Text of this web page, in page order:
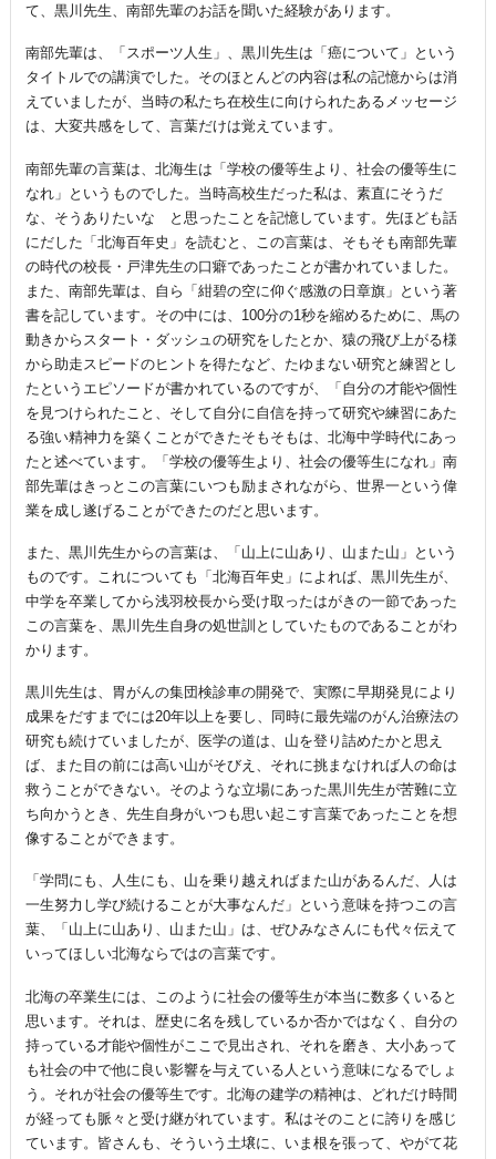
て、黒川先生、南部先輩のお話を聞いた経験があります。
南部先輩は、「スポーツ人生」、黒川先生は「癌について」という
タイトルでの講演でした。そのほとんどの内容は私の記憶からは消
えていましたが、当時の私たち在校生に向けられたあるメッセージ
は、大変共感をして、言葉だけは覚えています。
南部先輩の言葉は、北海生は「学校の優等生より、社会の優等生に
なれ」というものでした。当時高校生だった私は、素直にそうだ
な、そうありたいな と思ったことを記憶しています。先ほども話
にだした「北海百年史」を読むと、この言葉は、そもそも南部先輩
の時代の校長・戸津先生の口癖であったことが書かれていました。
また、南部先輩は、自ら「紺碧の空に仰ぐ感激の日章旗」という著
書を記しています。その中には、100分の1秒を縮めるために、馬の
動きからスタート・ダッシュの研究をしたとか、猿の飛び上がる様
から助走スピードのヒントを得たなど、たゆまない研究と練習とし
たというエピソードが書かれているのですが、「自分の才能や個性
を見つけられたこと、そして自分に自信を持って研究や練習にあた
る強い精神力を築くことができたそもそもは、北海中学時代にあっ
たと述べています。「学校の優等生より、社会の優等生になれ」南
部先輩はきっとこの言葉にいつも励まされながら、世界一という偉
業を成し遂げることができたのだと思います。
また、黒川先生からの言葉は、「山上に山あり、山また山」という
ものです。これについても「北海百年史」によれば、黒川先生が、
中学を卒業してから浅羽校長から受け取ったはがきの一節であった
この言葉を、黒川先生自身の処世訓としていたものであることがわ
かります。
黒川先生は、胃がんの集団検診車の開発で、実際に早期発見により
成果をだすまでには20年以上を要し、同時に最先端のがん治療法の
研究も続けていましたが、医学の道は、山を登り詰めたかと思え
ば、また目の前には高い山がそびえ、それに挑まなければ人の命は
救うことができない。そのような立場にあった黒川先生が苦難に立
ち向かうとき、先生自身がいつも思い起こす言葉であったことを想
像することができます。
「学問にも、人生にも、山を乗り越えればまた山があるんだ、人は
一生努力し学び続けることが大事なんだ」という意味を持つこの言
葉、「山上に山あり、山また山」は、ぜひみなさんにも代々伝えて
いってほしい北海ならではの言葉です。
北海の卒業生には、このように社会の優等生が本当に数多くいると
思います。それは、歴史に名を残しているか否かではなく、自分の
持っている才能や個性がここで見出され、それを磨き、大小あって
も社会の中で他に良い影響を与えている人という意味になるでしょ
う。それが社会の優等生です。北海の建学の精神は、どれだけ時間
が経っても脈々と受け継がれています。私はそのことに誇りを感じ
ています。皆さんも、そういう土壌に、いま根を張って、やがて花